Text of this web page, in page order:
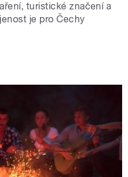
turistické značení a
je pro Čechy